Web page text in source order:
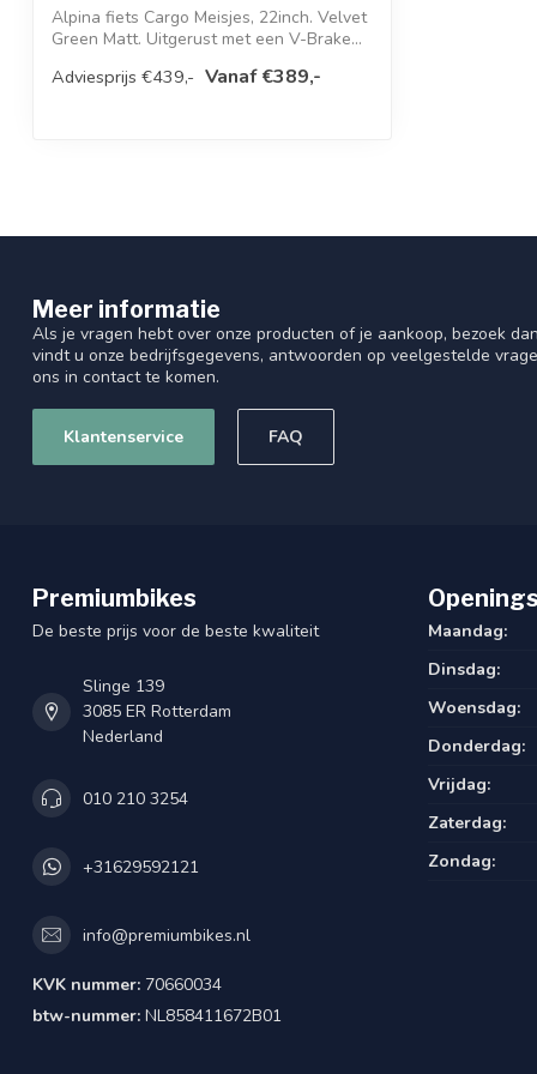
Framehoogtes 35.5
Verlichting achter
Binnenbeenlengte 62 cm
Modelaanduiding
Voorvork
Voeding verlichting
Verlichting voor
Type versnellingssysteem
Type slot
Alpina fiets Cargo Meisjes, 22inch. Velvet
Green Matt. Uitgerust met een V-Brake...
Adviesprijs €439,- Vanaf €389,-
Meer informatie
Als je vragen hebt over onze producten of je aankoop, bezoek
vindt u onze bedrijfsgegevens, antwoorden op veelgestelde
ons in contact te komen.
Klantenservice FAQ
Premiumbikes
De beste prijs voor de beste kwaliteit
Slinge 139
3085 ER Rotterdam
Nederland
010 210 3254
+31629592121
info@premiumbikes.nl
KVK nummer: 70660034
btw-nummer: NL858411672B01
Maandag:
Dinsdag:
Woensdag:
Donderdag:
Vrijdag:
Zaterdag:
Zondag: